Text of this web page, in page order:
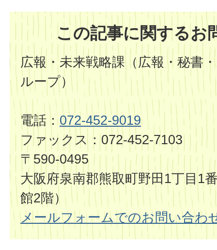
この記事に関するお
広報・未来戦略課（広報・秘書
ループ）
電話：072-452-9019
ファックス：072-452-7103
〒590-0495
大阪府泉南郡熊取町野田1丁目1
館2階）
メールフォームでのお問い合わ